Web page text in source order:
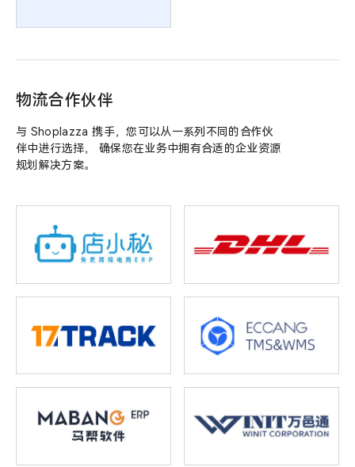
物流合作伙伴
与 Shoplazza 携手，您可以从一系列不同的合作伙
伴中进行选择， 确保您在业务中拥有合适的企业资源
规划解决方案。